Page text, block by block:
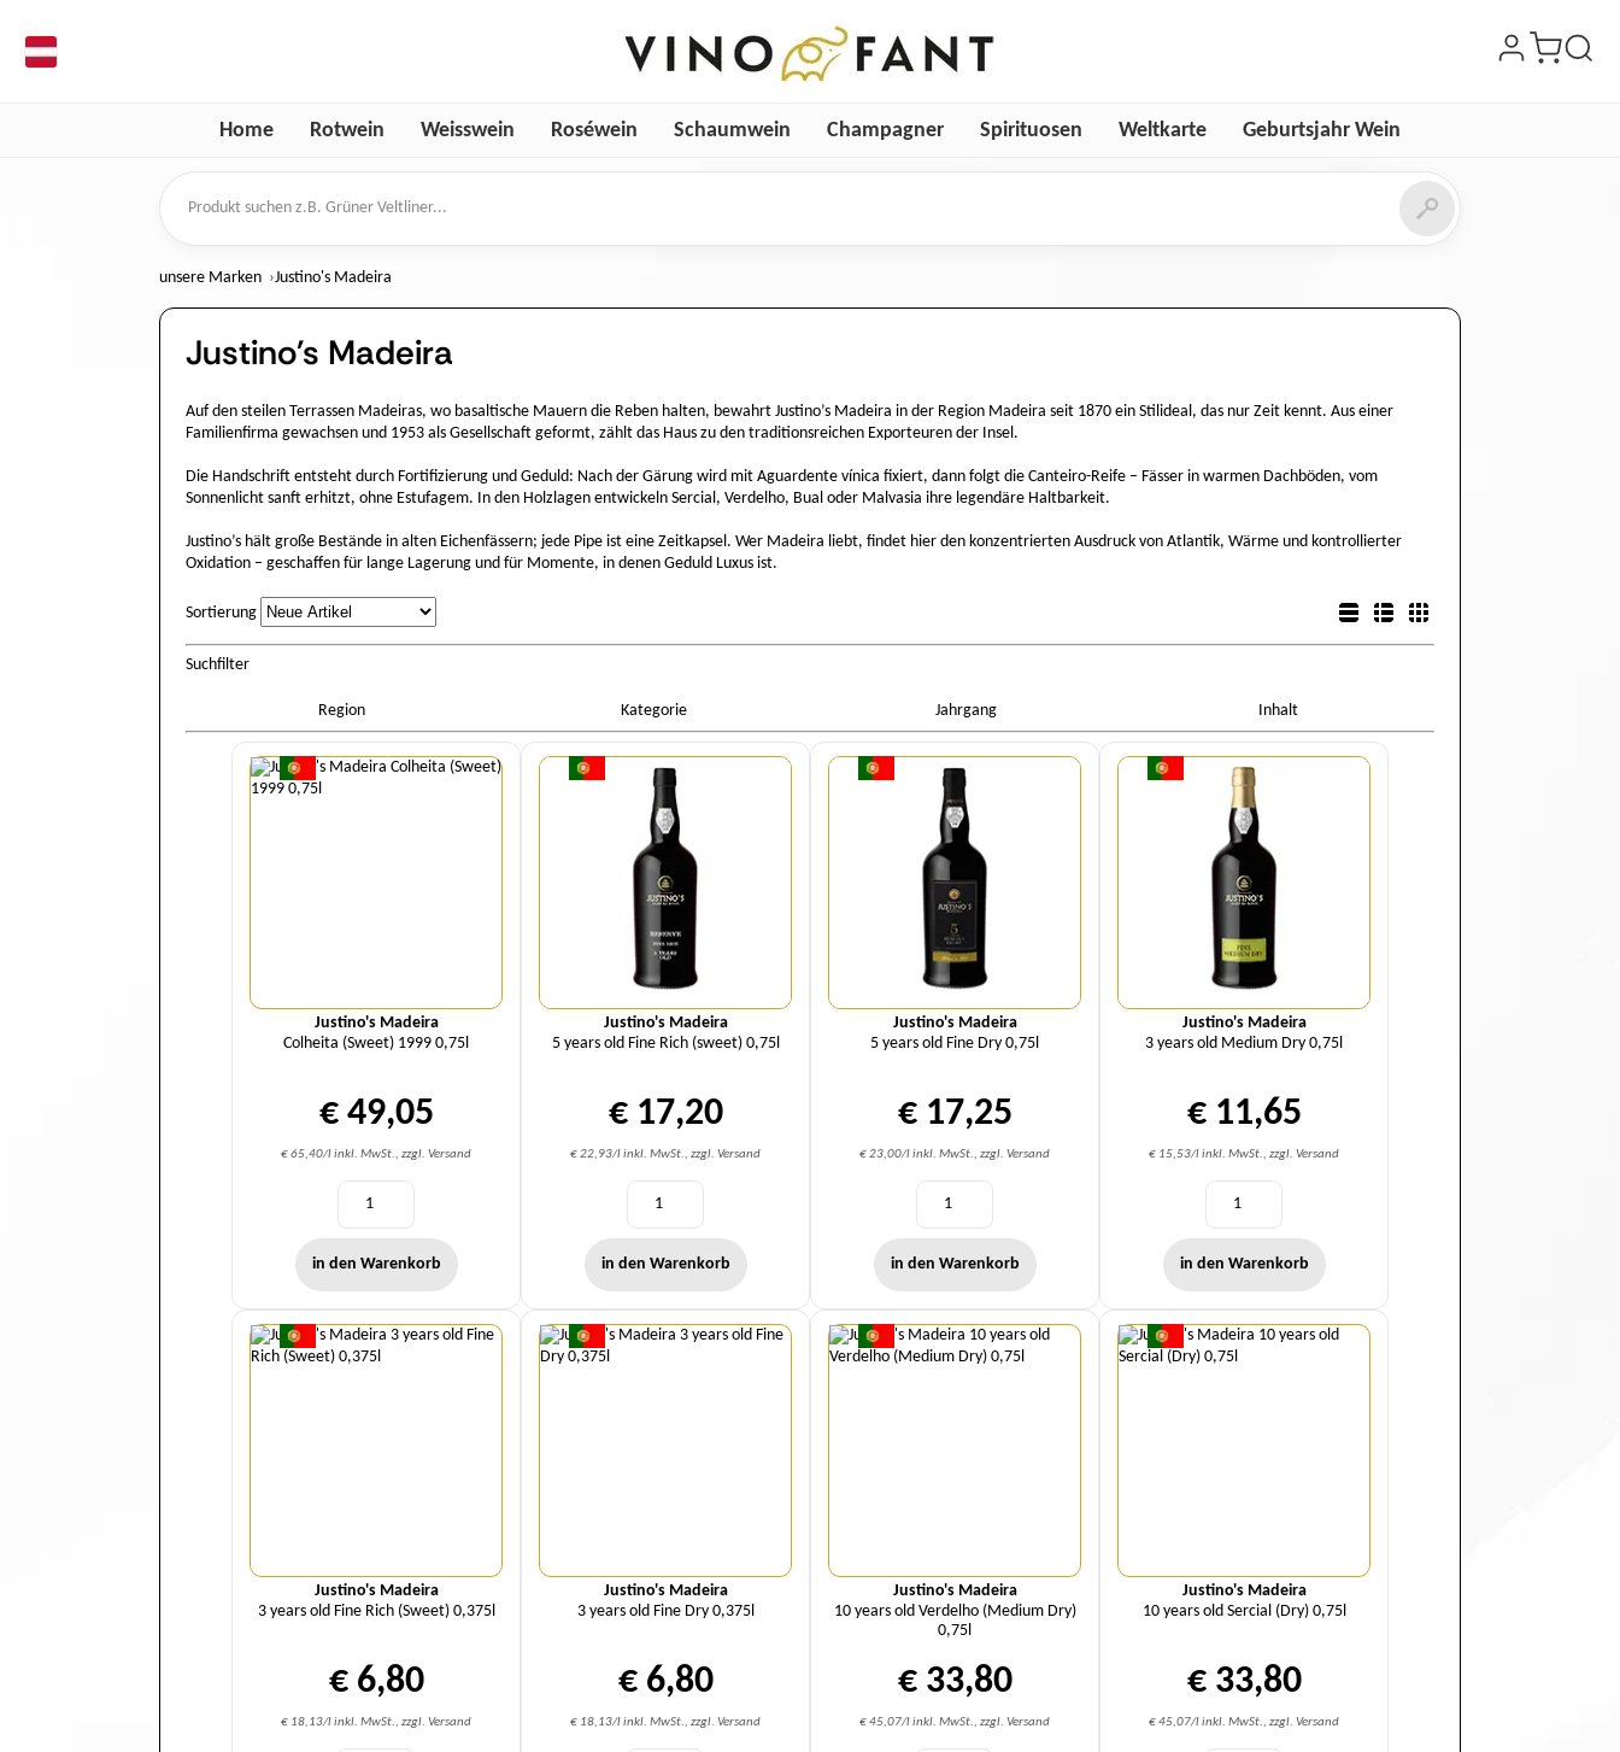
Home Rotwein Weisswein Roséwein Schaumwein Champagner Spirituosen Weltkarte Geburtsjahr Wein
Produkt suchen
unsere Marken Justino's Madeira
Justino's Madeira
Auf den steilen Terrassen Madeiras, wo basaltische Mauern die Reben halten, bewahrt Justino’s Madeira in der Region Madeira seit 1870 ein Stilideal, das nur Zeit kennt. Aus einer
Familienfirma gewachsen und 1953 als Gesellschaft geformt, zählt das Haus zu den traditionsreichen Exporteuren der Insel.
Die Handschrift entsteht durch Fortifizierung und Geduld: Nach der Gärung wird mit Aguardente vínica fixiert, dann folgt die Canteiro-Reife – Fässer in warmen Dachböden, vom
Sonnenlicht sanft erhitzt, ohne Estufagem. In den Holzlagen entwickeln Sercial, Verdelho, Bual oder Malvasia ihre legendäre Haltbarkeit.
Justino’s hält große Bestände in alten Eichenfässern; jede Pipe ist eine Zeitkapsel. Wer Madeira liebt, findet hier den konzentrierten Ausdruck von Atlantik, Wärme und kontrollierter
Oxidation – geschaffen für lange Lagerung und für Momente, in denen Geduld Luxus ist.
Listenansicht
Sortierung
Suchfilter
Region Kategorie Jahrgang Inhalt
Justino's Madeira
Colheita (Sweet) 1999 0,75l
€ 49,05
€ 65,40/l inkl. MwSt., zzgl. Versand
Menge
in den Warenkorb
Justino's Madeira
5 years old Fine Rich (sweet) 0,75l
€ 17,20
€ 22,93/l inkl. MwSt., zzgl. Versand
Menge
in den Warenkorb
Justino's Madeira
5 years old Fine Dry 0,75l
€ 17,25
€ 23,00/l inkl. MwSt., zzgl. Versand
Menge
in den Warenkorb
Justino's Madeira
3 years old Medium Dry 0,75l
€ 11,65
€ 15,53/l inkl. MwSt., zzgl. Versand
Menge
in den Warenkorb
Justino's Madeira
3 years old Fine Rich (Sweet) 0,375l
€ 6,80
€ 18,13/l inkl. MwSt., zzgl. Versand
Menge
Justino's Madeira
3 years old Fine Dry 0,375l
€ 6,80
€ 18,13/l inkl. MwSt., zzgl. Versand
Menge
Justino's Madeira
10 years old Verdelho (Medium Dry)
0,75l
€ 33,80
€ 45,07/l inkl. MwSt., zzgl. Versand
Menge
Justino's Madeira
10 years old Sercial (Dry) 0,75l
€ 33,80
€ 45,07/l inkl. MwSt., zzgl. Versand
Menge